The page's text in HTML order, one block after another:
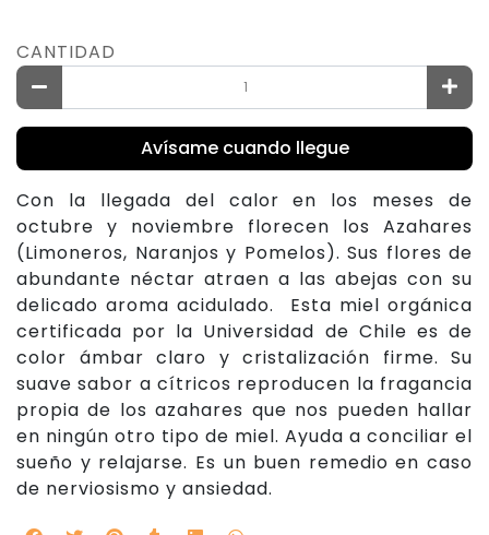
CANTIDAD
Avísame cuando llegue
Con la llegada del calor en los meses de
octubre y noviembre florecen los Azahares
(Limoneros, Naranjos y Pomelos). Sus flores de
abundante néctar atraen a las abejas con su
delicado aroma acidulado. Esta miel orgánica
certificada por la Universidad de Chile es de
color ámbar claro y cristalización firme. Su
suave sabor a cítricos reproducen la fragancia
propia de los azahares que nos pueden hallar
en ningún otro tipo de miel. Ayuda a conciliar el
sueño y relajarse. Es un buen remedio en caso
de nerviosismo y ansiedad.